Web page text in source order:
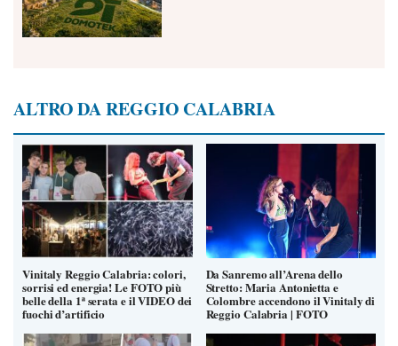
ALTRO DA REGGIO CALABRIA
Vinitaly Reggio Calabria: colori,
sorrisi ed energia! Le FOTO più
belle della 1ª serata e il VIDEO dei
fuochi d’artificio
Da Sanremo all’Arena dello
Stretto: Maria Antonietta e
Colombre accendono il Vinitaly di
Reggio Calabria | FOTO